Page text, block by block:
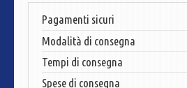
Pagamenti sicuri
Modalità di consegna
Tempi di consegna
Spese di consegna